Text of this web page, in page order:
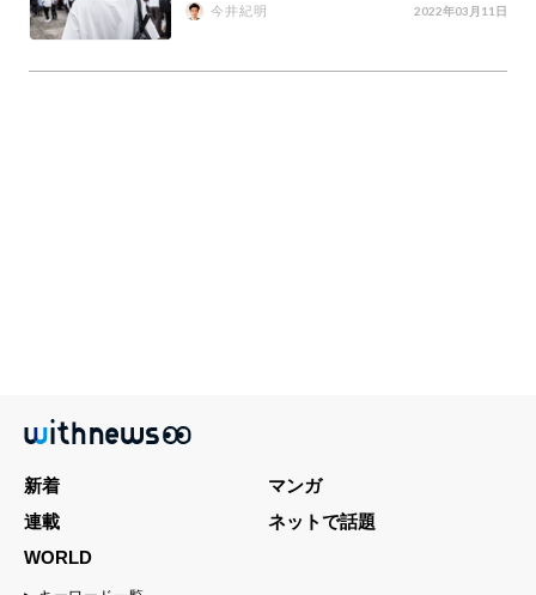
今井紀明 2022年03月11日
新着
マンガ
連載
ネットで話題
WORLD